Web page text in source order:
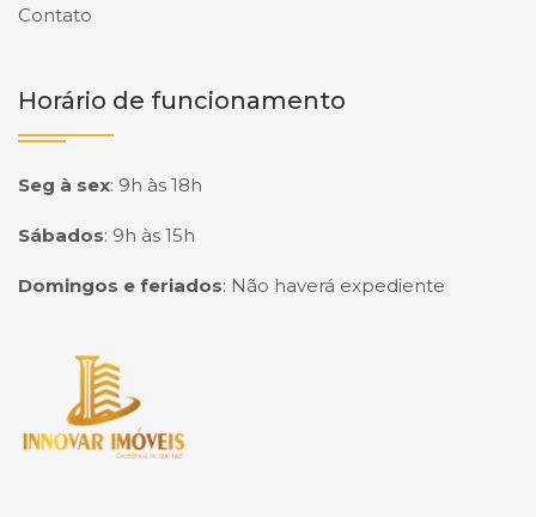
Contato
Horário de funcionamento
Seg à sex: 9h às 18h
Sábados: 9h às 15h
Domingos e feriados: Não haverá expediente
Página inicial